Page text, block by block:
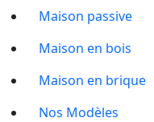
Maison passive
Maison en bois
Maison en brique
Nos Modèles